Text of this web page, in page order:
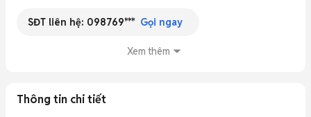
✨ Hương vị cà phê sữa thơm béo, dễ uống
✨ Quà tặng ly thủy tinh đẹp mắt, sử dụng hằng ngày
📦 Nhận hàng kiểm tra và thanh toán
SĐT liên hệ: 098769*** Gọi ngay
Xem thêm
Thông tin chi tiết